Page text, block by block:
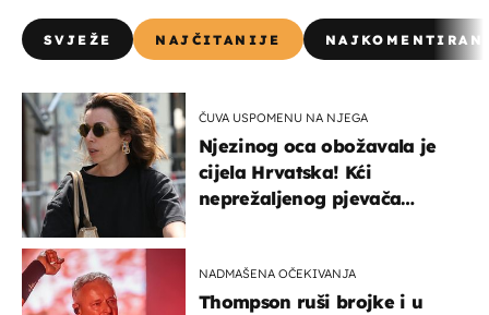
SVJEŽE NAJČITANIJE
ČUVA USPOMENU NA NJEGA
Njezinog oca obožavala je
cijela Hrvatska! Kći
neprežaljenog pjevača
NADMAŠENA OČEKIVANJA
Thompson ruši brojke i u